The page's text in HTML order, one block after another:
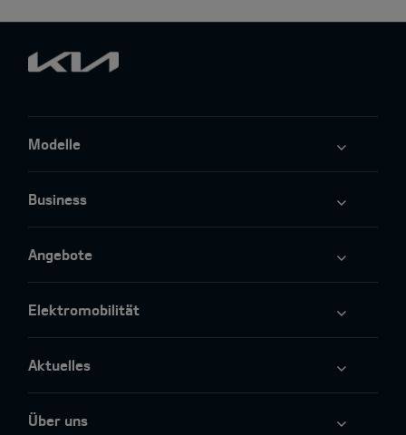
Modelle
Business
Angebote
Elektromobilität
Aktuelles
Über uns